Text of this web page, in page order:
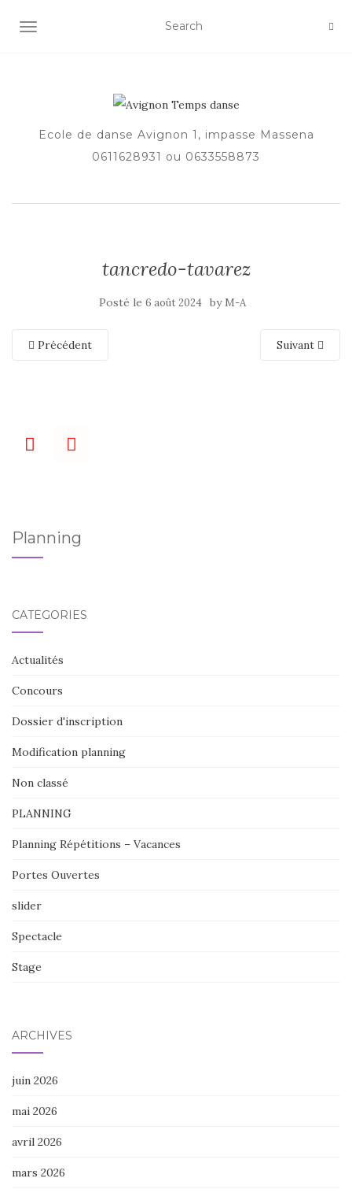
AFFICHER/MASQUER LA NAVIGATION
Ecole de danse Avignon 1, impasse Massena
0611628931 ou 0633558873
tancredo-tavarez
Posté le 6 août 2024 by M-A
Précédent Suivant
Planning
CATÉGORIES
Actualités
Concours
Dossier d'inscription
Modification planning
Non classé
PLANNING
Planning Répétitions – Vacances
Portes Ouvertes
slider
Spectacle
Stage
ARCHIVES
juin 2026
mai 2026
avril 2026
mars 2026